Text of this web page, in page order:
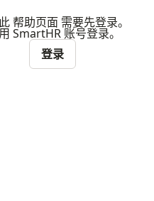
帮助页面 需要先登录。
SmartHR 账号登录。
登录